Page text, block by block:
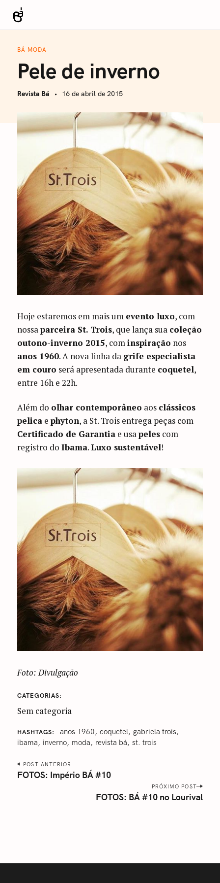
i
Revista Bá
BÁ MODA
Pele de inverno
Revista Bá 16 de abril de 2015
Hoje estaremos em mais um evento luxo, com
nossaparceira St. Trois, que lança sua coleção
outono-inverno 2015, cominspiração nos
anos 1960. A nova linha da grife especialista
em couro será apresentada durante coquetel,
entre 16h e 22h.
Além do olhar contemporâneo aos clássicos
pelica ephyton, a St. Trois entrega peças com
Certificado de Garantia e usapeles com
registro doIbama.Luxo sustentável!
Foto: Divulgação
CATEGORIAS
Sem categoria
HASHTAGS ‪‎anos 1960 coquetel
‎gabriela trois
‎ibama‬
‎inverno ‎moda‬ revista bá ‎st. trois‬
P
o
POST ANTERIOR
FOTOS: Império BÁ #10
PRÓXIMO POST
FOTOS: BÁ #10 no Lourival